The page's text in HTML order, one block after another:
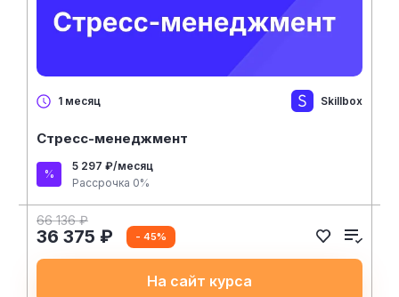
1 месяц Skillbox
Стресс-менеджмент
5 297 ₽/месяц
Рассрочка 0%
66 136 ₽
36 375 ₽ - 45%
На сайт курса